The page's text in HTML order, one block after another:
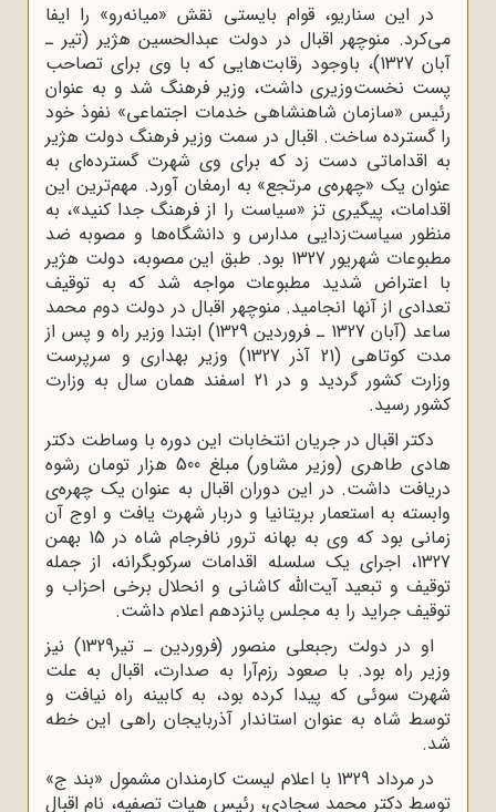
در این سناریو، قوام ‌بایستی نقش «میانه‌رو» را ایفا
مى‌کرد. منوچهر اقبال در دولت عبدالحسین هژیر (تیر ـ
آبان 1327)، باوجود رقابت‌هایى که با وى براى تصاحب
پست نخست‌وزیرى داشت، وزیر فرهنگ شد و به عنوان
رئیس «سازمان شاهنشاهى خدمات اجتماعى» نفوذ خود
را گسترده ساخت. اقبال در سمت وزیر فرهنگ دولت هژیر
به اقداماتى دست زد که براى وى شهرت گسترده‌اى به
عنوان یک «چهره‌ی مرتجع» به ارمغان آورد. مهم‌ترین این
اقدامات، پیگیرى تز «سیاست را از فرهنگ جدا کنید»، به
منظور سیاست‌زدایى مدارس و دانشگاه‌ها و مصوبه ضد
مطبوعات شهریور 1327 بود. طبق این مصوبه، دولت هژیر
با اعتراض شدید مطبوعات مواجه شد که به توقیف
تعدادى از آنها انجامید. منوچهر اقبال در دولت دوم محمد
ساعد (آبان 1327 ـ فروردین 1329) ابتدا وزیر راه و پس از
مدت کوتاهى (21 آذر 1327) وزیر بهدارى و سرپرست
وزارت کشور گردید و در 21 اسفند همان سال به وزارت
کشور رسید.
دکتر اقبال در جریان انتخابات این دوره با وساطت دکتر
هادى طاهرى (وزیر مشاور) مبلغ 500 هزار تومان رشوه
دریافت داشت. در این دوران اقبال به عنوان یک چهره‌ی
وابسته به استعمار بریتانیا و دربار شهرت یافت و اوج آن
زمانى بود که وى به بهانه ترور نافرجام شاه در 15 بهمن
1327، اجراى یک سلسله اقدامات سرکوبگرانه، از جمله
توقیف و تبعید آیت‌الله‌ کاشانى و انحلال برخى احزاب و
توقیف جراید را به مجلس پانزدهم اعلام داشت.
او در دولت رجبعلى منصور (فروردین ـ تیر1329) نیز
وزیر راه بود. با صعود رزم‌آرا به صدارت، اقبال به علت
شهرت سوئى که پیدا کرده بود، به کابینه راه نیافت و
توسط شاه به عنوان استاندار آذربایجان راهى این خطه
شد.
در مرداد 1329 با اعلام لیست کارمندان مشمول «بند ج»
توسط دکتر محمد سجادى، رئیس هیات تصفیه، نام اقبال